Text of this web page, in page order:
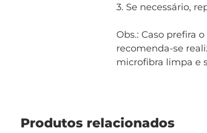
3. Se necessário,
Obs.: Caso prefira
recomenda-se
microfibra limpa e
Produtos relacionados